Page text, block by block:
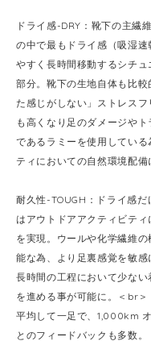
ドライ感-DRY：靴下の主繊
の中で最もドライ感（吸湿
やすく長時間移動するシチ
部分。靴下の生地自体も比
た感じがしない」ストレス
も高くなり足のダメージや
であるラミーを使用してい
ティにおいての自然環境配備
耐久性-TOUGH：ドライ感だ
はアウトドアアクティビテ
を実現。ウールや化学繊維
能な為、より足裏感覚を敏感
長時間の工程において少な
を進める事が可能に。＜br＞
平均して一足で、1,000km
とのフィードバックも多数。